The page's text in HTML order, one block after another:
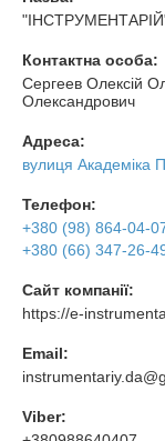
Контактна особа:
Сергеев Олексій
Олександрович
Адреса:
вулиця Академіка
Телефон:
+380 (98) 864-04-
+380 (66) 347-26-
Сайт компанії:
https://e-
Email:
Viber: